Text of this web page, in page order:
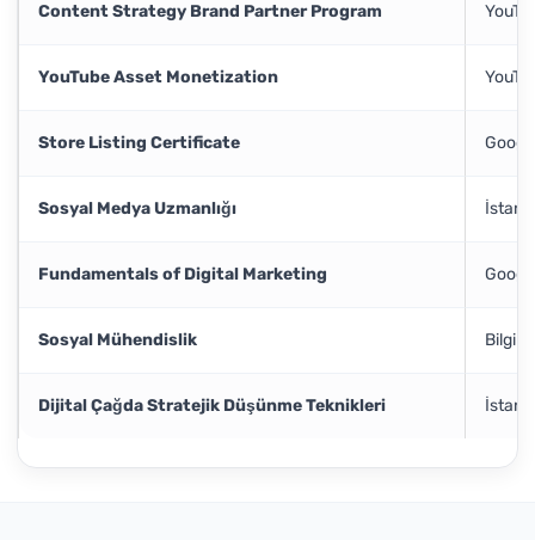
Content Strategy Brand Partner Program
YouTube Asset Monetization
Store Listing Certificate
Sosyal Medya Uzmanlığı
Fundamentals of Digital Marketing
Sosyal Mühendislik Bilgi
Dijital Çağda Stratejik Düşünme Teknikleri